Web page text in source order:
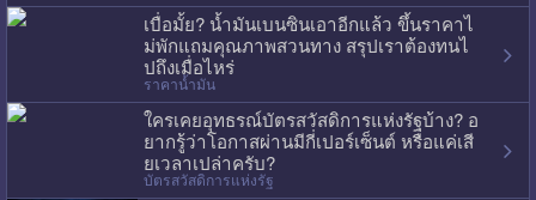
เบื่อมั้ย? น้ำมันเบนซินเอาอีกแล้ว ขึ้นราคาไ
ม่พักแถมคุณภาพสวนทาง สรุปเราต้องทนไ
ปถึงเมื่อไหร่
ราคาน้ำมัน
ใครเคยอุทธรณ์บัตรสวัสดิการแห่งรัฐบ้าง? อ
ยากรู้ว่าโอกาสผ่านมีกี่เปอร์เซ็นต์ หรือแค่เสี
ยเวลาเปล่าครับ?
บัตรสวัสดิการแห่งรัฐ